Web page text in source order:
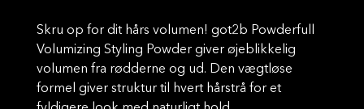
Skru op for dit hårs volumen! got2b Powderfull
Volumizing Styling Powder giver øjeblikkelig
volumen fra rødderne og ud. Den vægtløse
formel giver struktur til hvert hårstrå for et